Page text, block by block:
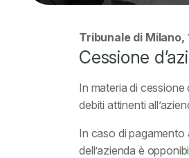
Tribunale di Milano,
Cessione
In materia di cessione
debiti attinenti
In caso di pagamento
dell’azienda è